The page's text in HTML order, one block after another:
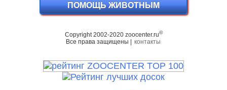
ПОМОЩЬ ЖИВОТНЫМ
Copyright 2002-2020 zoocenter.ru©
Все права защищены | контакты